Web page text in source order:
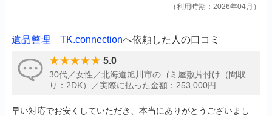
利用時期：2026年04月
遺品整理 TK.connectionへ依頼した人の口コミ
5.0
30代／女性／北海道旭川市のゴミ屋敷片付け（間取
り：2DK）／実際に払った金額：253,000円
早い対応でお安くしていただき、本当にありがとうございまし